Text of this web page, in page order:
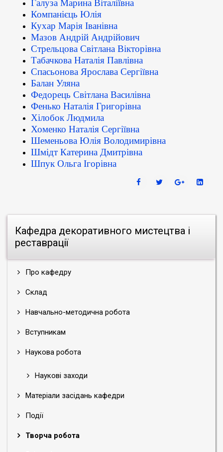
Кафедра декоративного мистецтва і
реставрації
Про кафедру
Склад
Навчально-методична робота
Вступникам
Наукова робота
Наукові заходи
Матеріали засідань кафедри
Події
Творча робота
Галуза Марина Віталіївна
Компанієць Юлія
Кухар Марія Іванівна
Мазов Андрій Андрійович
Стрельцова Світлана Вікторівна
Табачкова Наталія Павлівна
Спасьонова Ярослава Сергіївна
Балан Уляна
Федорець Світлана Василівна
Фенько Наталія Григорівна
Хілобок Людмила
Хоменко Наталія Сергіївна
Шеменьова Юлія Володимирівна
Шмідт Катерина Дмитрівна
Шпук Ольга Ігорівна